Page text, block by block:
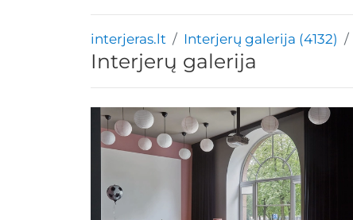
interjeras.lt Interjerų galerija (4132)
Interjerų galerija